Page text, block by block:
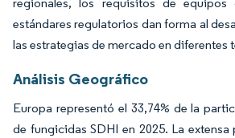
estándares regulatorios dan forma al
las estrategias de mercado en diferentes
Análisis Geográfico
Europa representó el 33,74% de la
de fungicidas SDHI en 2025. La